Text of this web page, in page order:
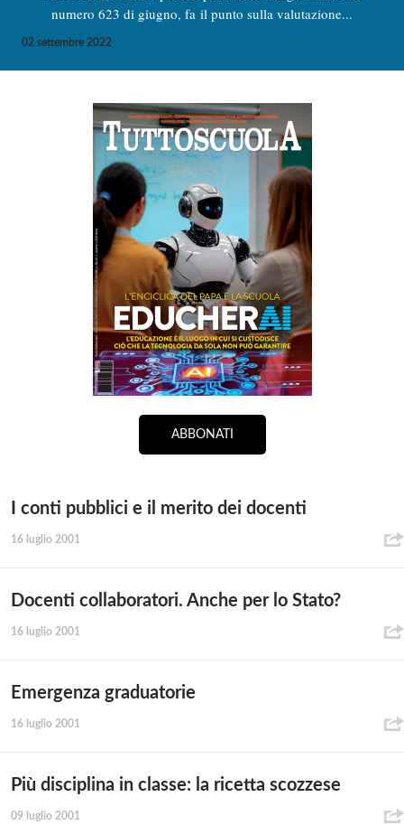
numero 623 di giugno, fa il punto sulla valutazione...
02 settembre 2022
ABBONATI
I conti pubblici e il merito dei docenti
16 luglio 2001
Docenti collaboratori. Anche per lo Stato?
16 luglio 2001
Emergenza graduatorie
16 luglio 2001
Più disciplina in classe: la ricetta scozzese
09 luglio 2001